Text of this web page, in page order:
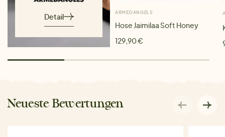
Detail ARMEDANGELS
Hose Jaimilaa Soft Honey
129,90 €
Neueste Bewertungen